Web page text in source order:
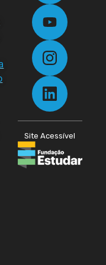
Site Acessível